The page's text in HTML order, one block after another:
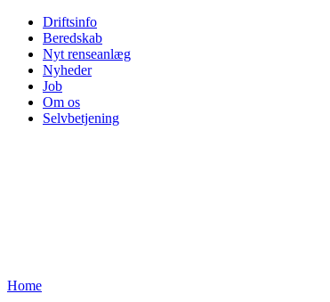
Driftsinfo
Beredskab
Nyt renseanlæg
Nyheder
Job
Om os
Selvbetjening
Home